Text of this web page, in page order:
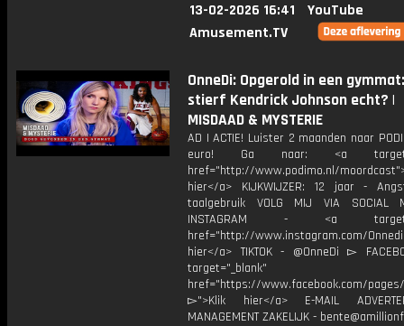
13-02-2026 16:41
YouTube
Amusement.TV
OnneDi: Opgerold in een
stierf Kendrick Johnson echt? |
MISDAAD & MYSTERIE
AD | ACTIE! Luister 2 maanden naar
euro! Ga naar: <a
href="http://www.podimo.nl/
hier</a> KIJKWIJZER: 12 jaar -
taalgebruik VOLG MIJ VIA SOCIAL
INSTAGRAM - <a
href="http://www.instagram.com/
hier</a> TIKTOK - @OnneDi ▻
target="_blank"
href="https://www.facebook.com/pages/
▻">Klik hier</a> E-MAIL
MANAGEMENT ZAKELIJK -